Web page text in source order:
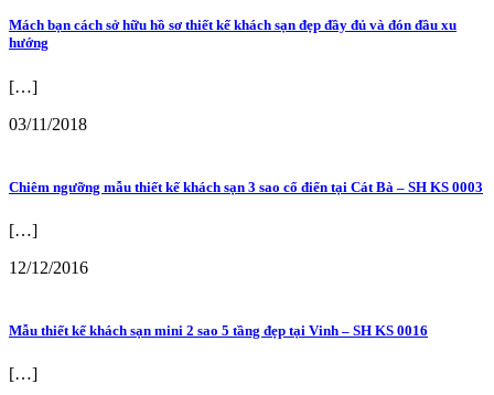
Mách bạn cách sở hữu hồ sơ thiết kế khách sạn đẹp đầy đủ và đón đầu xu
hướng
[…]
03/11/2018
Chiêm ngưỡng mẫu thiết kế khách sạn 3 sao cổ điển tại Cát Bà – SH KS 0003
[…]
12/12/2016
Mẫu thiết kế khách sạn mini 2 sao 5 tầng đẹp tại Vinh – SH KS 0016
[…]